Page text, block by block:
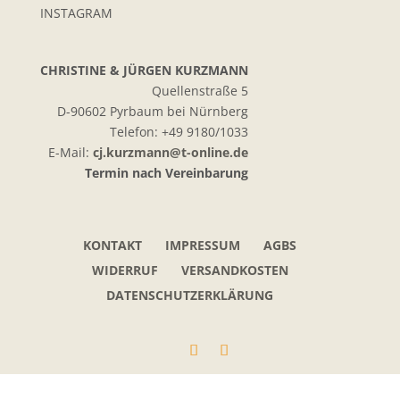
INSTAGRAM
CHRISTINE & JÜRGEN KURZMANN
Quellenstraße 5
D-90602 Pyrbaum bei Nürnberg
Telefon: +49 9180/1033
E-Mail: cj.kurzmann@t-online.de
Termin nach Vereinbarung
KONTAKT IMPRESSUM
AGBS
WIDERRUF
VERSANDKOSTEN
DATENSCHUTZERKLÄRUNG
100%
SEHR GUT